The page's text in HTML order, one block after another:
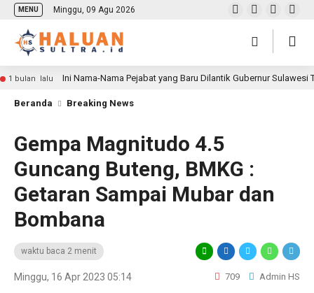
MENU Minggu, 09 Agu 2026
1 bulan lalu Ini Nama-Nama Pejabat yang Baru Dilantik Gubernur Sulawesi
Beranda Breaking News
Gempa Magnitudo 4.5
Guncang Buteng, BMKG :
Getaran Sampai Mubar dan
Bombana
waktu baca 2 menit
Minggu, 16 Apr 2023 05:14 709 Admin HS